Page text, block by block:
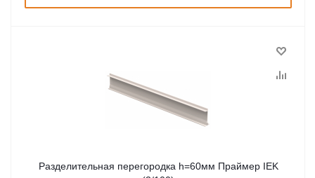
Разделительная перегородка h=60мм Праймер IEK